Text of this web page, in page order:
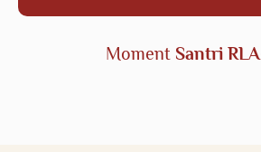
Moment Santri